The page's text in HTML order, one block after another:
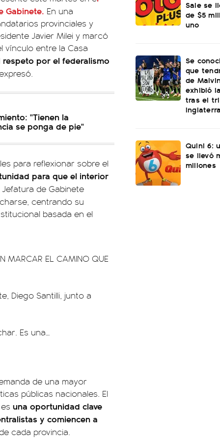
Gabinete. En una
provinciales y
Javier Milei y marcó
vínculo entre la Casa
respeto por el federalismo
"Tienen la
se ponga de pie"
para reflexionar sobre el
para que el interior
de Gabinete
centrando su
basada en el
MARCAR EL CAMINO QUE
Diego Santilli, junto a
Es una…
de una mayor
públicas nacionales. El
una oportunidad clave
y comiencen a
cada provincia.
Sale se
de $5
uno
Se
que
de
exhibió
tras el
Quini 6:
se llevó
millones